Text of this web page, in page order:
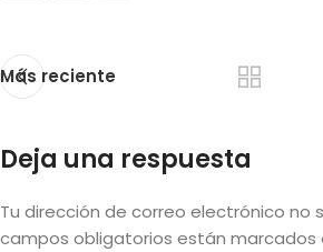
Más reciente
Deja una respuesta
Tu dirección de correo electrónico no
campos obligatorios están marcados